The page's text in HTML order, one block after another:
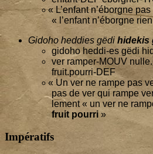
«L’en­fant n’é­borgne
« l’en­fant n’é­borgne
Gido­ho hed­dies gëdi hide­kis
gido­ho hed­di-es gëdi
ver ram­per-MOUV
fruit.pourri-DEF
« Un ver ne rampe pas
pas de ver qui rampe
le­ment « un ver ne
fruit pour­ri »
Impératifs